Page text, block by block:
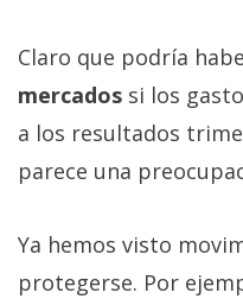
Claro que podría
mercados si los
a los resultados
parece una
Ya hemos visto
protegerse. Por